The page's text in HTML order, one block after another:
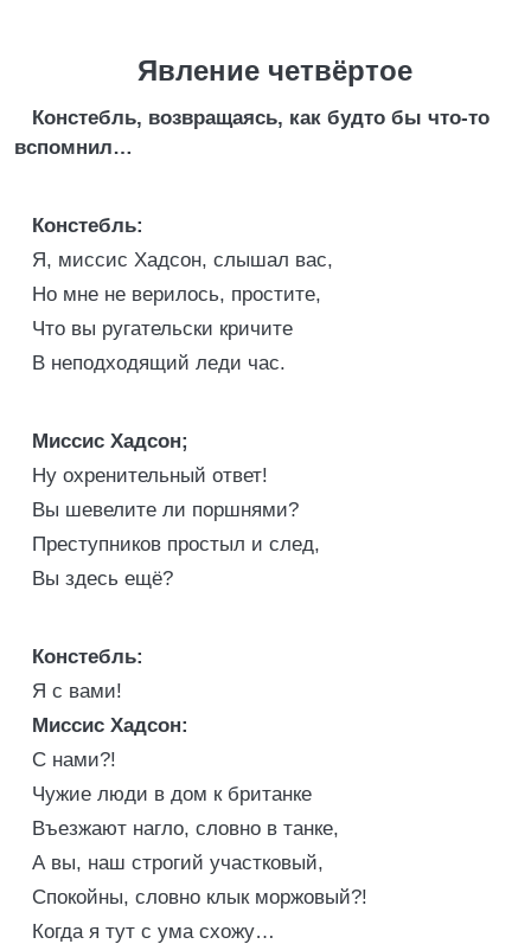
Явление четвёртое
Констебль, возвращаясь, как будто бы что-то
вспомнил…
Констебль:
Я, миссис Хадсон, слышал вас,
Но мне не верилось, простите,
Что вы ругательски кричите
В неподходящий леди час.
Миссис Хадсон;
Ну охренительный ответ!
Вы шевелите ли поршнями?
Преступников простыл и след,
Вы здесь ещё?
Констебль:
Я с вами!
Миссис Хадсон:
С нами?!
Чужие люди в дом к британке
Въезжают нагло, словно в танке,
А вы, наш строгий участковый,
Спокойны, словно клык моржовый?!
Когда я тут с ума схожу…